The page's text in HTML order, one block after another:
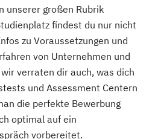
unserer großen Rubrik
findest du nur nicht
zu Voraussetzungen und
von Unternehmen und
verraten dir auch, was dich
und Assessment Centern
die perfekte Bewerbung
optimal auf ein
vorbereitet.